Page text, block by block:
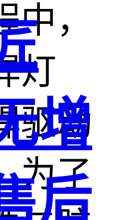
，
灯
驱动
为了
增
后